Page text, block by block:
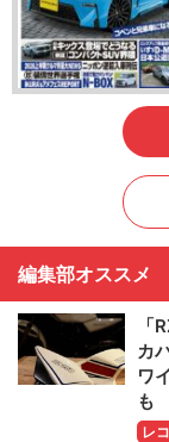
編集部オススメ
「
カ
ワ
も
レ